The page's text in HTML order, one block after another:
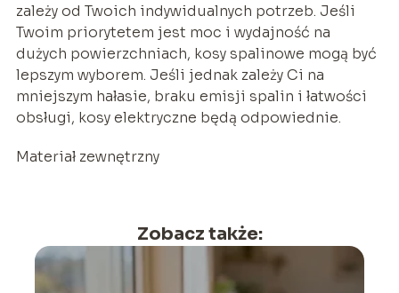
zależy od Twoich indywidualnych potrzeb. Jeśli
Twoim priorytetem jest moc i wydajność na
dużych powierzchniach, kosy spalinowe mogą być
lepszym wyborem. Jeśli jednak zależy Ci na
mniejszym hałasie, braku emisji spalin i łatwości
obsługi, kosy elektryczne będą odpowiednie.
Materiał zewnętrzny
Zobacz także: